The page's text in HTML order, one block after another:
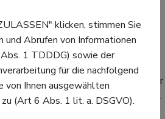
also zwischen 40 und 120
sollten lieber die Finger
sind oft teuer und bringen wenig.
Haut sogar schädigen und
klicken, stimmen Sie
und Abrufen von Informationen
1 TDDDG) sowie der
für die nachfolgend
Ihnen ausgewählten
(Art 6 Abs. 1 lit. a. DSGVO).